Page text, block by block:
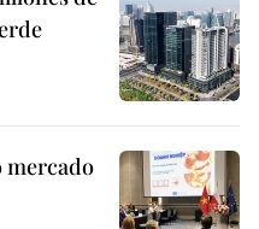
mercado